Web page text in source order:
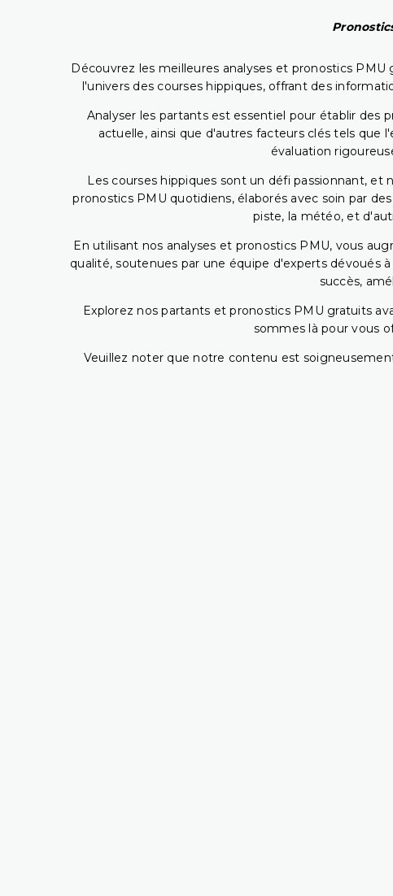
Découvrez les meilleures analyses et pronostics
l'univers des courses hippiques, offrant des
Analyser les partants est essentiel pour établir des
actuelle, ainsi que d'autres facteurs clés tels que
évaluation
Les courses hippiques sont un défi passionnant,
pronostics PMU quotidiens, élaborés avec soin par
piste, la météo, et
En utilisant nos analyses et pronostics PMU, vous
qualité, soutenues par une équipe d'experts dévoués
succès,
Explorez nos partants et pronostics PMU gratuits
sommes là pour vous
Veuillez noter que notre contenu est